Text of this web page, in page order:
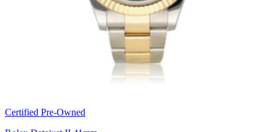
Certified Pre-Owned